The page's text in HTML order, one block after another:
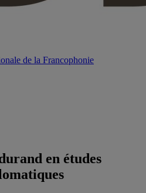
en études